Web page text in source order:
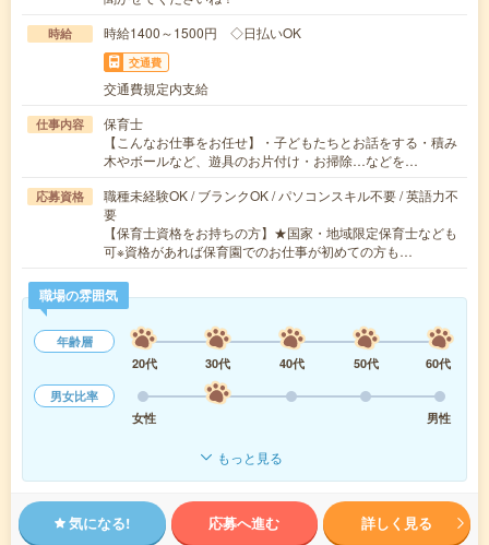
時給 時給1400～1500円 ◇日払いOK
交通費
交通費規定内支給
仕事内容
保育士
【こんなお仕事をお任せ】・子どもたちとお話をする・積み
木やボールなど、遊具のお片付け・お掃除…などを…
応募資格
職種未経験OK / ブランクOK / パソコンスキル不要 / 英語力不
要
【保育士資格をお持ちの方】★国家・地域限定保育士なども
可※資格があれば保育園でのお仕事が初めての方も…
職場の雰囲気
年齢層
20代
30代 40代 50代
60代
男女比率
女性
男性
もっと見る
気になる! 応募へ進む 詳しく見る